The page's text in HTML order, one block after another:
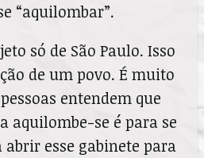
“aquilombar”.
só de São Paulo. Isso
de um povo. É muito
entendem que
aquilombe-se é para se
esse gabinete para